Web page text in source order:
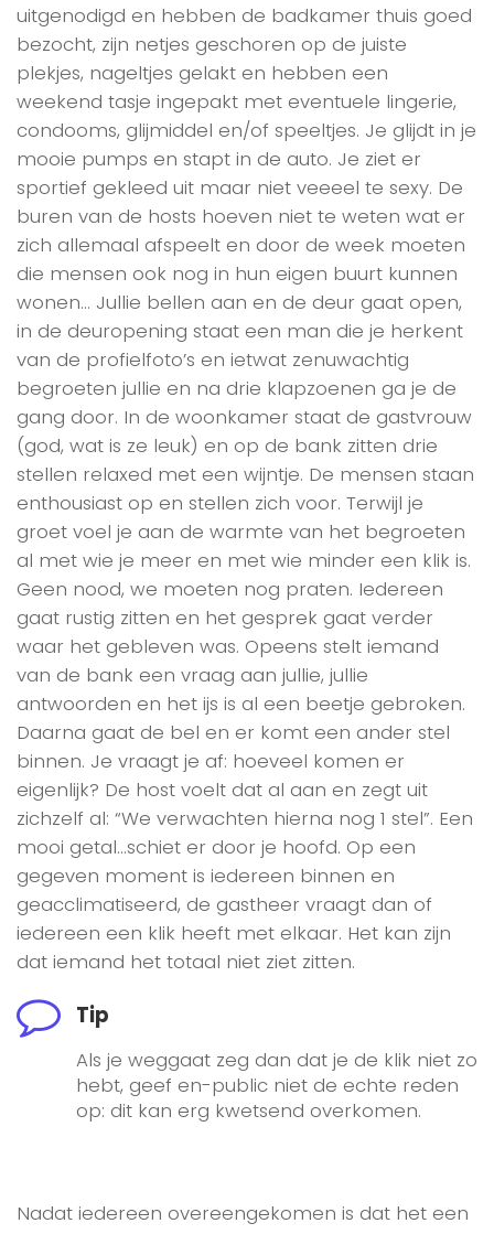
uitgenodigd en hebben de badkamer thuis goed
bezocht, zijn netjes geschoren op de juiste
plekjes, nageltjes gelakt en hebben een
weekend tasje ingepakt met eventuele lingerie,
condooms, glijmiddel en/of speeltjes. Je glijdt in je
mooie pumps en stapt in de auto. Je ziet er
sportief gekleed uit maar niet veeeel te sexy. De
buren van de hosts hoeven niet te weten wat er
zich allemaal afspeelt en door de week moeten
die mensen ook nog in hun eigen buurt kunnen
wonen… Jullie bellen aan en de deur gaat open,
in de deuropening staat een man die je herkent
van de profielfoto’s en ietwat zenuwachtig
begroeten jullie en na drie klapzoenen ga je de
gang door. In de woonkamer staat de gastvrouw
(god, wat is ze leuk) en op de bank zitten drie
stellen relaxed met een wijntje. De mensen staan
enthousiast op en stellen zich voor. Terwijl je
groet voel je aan de warmte van het begroeten
al met wie je meer en met wie minder een klik is.
Geen nood, we moeten nog praten. Iedereen
gaat rustig zitten en het gesprek gaat verder
waar het gebleven was. Opeens stelt iemand
van de bank een vraag aan jullie, jullie
antwoorden en het ijs is al een beetje gebroken.
Daarna gaat de bel en er komt een ander stel
binnen. Je vraagt je af: hoeveel komen er
eigenlijk? De host voelt dat al aan en zegt uit
zichzelf al: “We verwachten hierna nog 1 stel”. Een
mooi getal…schiet er door je hoofd. Op een
gegeven moment is iedereen binnen en
geacclimatiseerd, de gastheer vraagt dan of
iedereen een klik heeft met elkaar. Het kan zijn
dat iemand het totaal niet ziet zitten.
Tip
Als je weggaat zeg dan dat je de klik niet zo
hebt, geef en-public niet de echte reden
op: dit kan erg kwetsend overkomen.
Nadat iedereen overeengekomen is dat het een